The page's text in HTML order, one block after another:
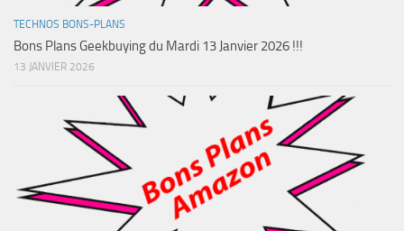
TECHNOS BONS-PLANS
Bons Plans Geekbuying du Mardi 13 Janvier 2026 !!!
13 JANVIER 2026